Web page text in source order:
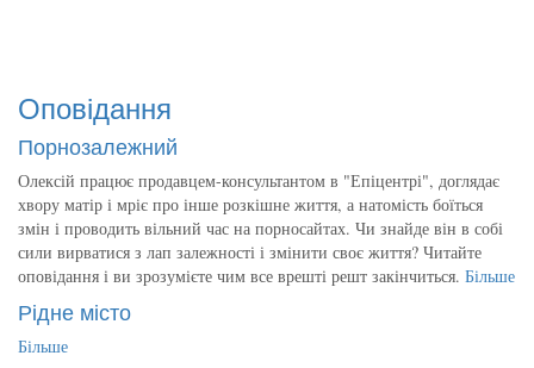
Оповідання
Порнозалежний
Олексій працює продавцем-консультантом в "Епіцентрі", доглядає
хвору матір і мріє про інше розкішне життя, а натомість боїться
змін і проводить вільний час на порносайтах. Чи знайде він в собі
сили вирватися з лап залежності і змінити своє життя? Читайте
оповідання і ви зрозумієте чим все врешті решт закінчиться. Більше
Рідне місто
Більше